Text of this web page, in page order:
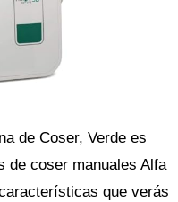
de Coser, Verde es
de coser manuales Alfa
que verás